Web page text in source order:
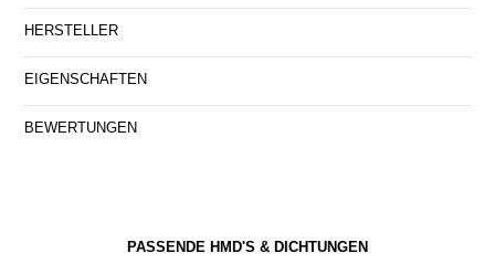
HERSTELLER
EIGENSCHAFTEN
BEWERTUNGEN
PASSENDE HMD'S & DICHTUNGEN